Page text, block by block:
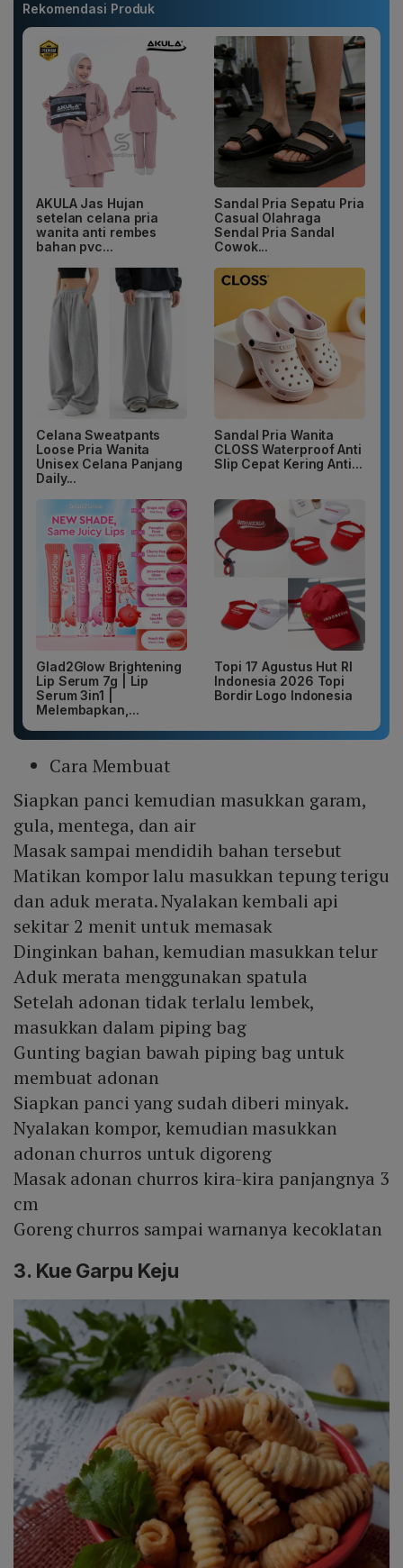
Rekomendasi Produk
AKULA Jas Hujan
setelan celana pria
wanita anti rembes
bahan pvc...
Sandal Pria Sepatu Pria
Casual Olahraga
Sendal Pria Sandal
Cowok...
Celana Sweatpants
Loose Pria Wanita
Unisex Celana Panjang
Daily...
Sandal Pria Wanita
CLOSS Waterproof Anti
Slip Cepat Kering Anti...
Glad2Glow Brightening
Lip Serum 7g | Lip
Serum 3in1 |
Melembapkan,...
Topi 17 Agustus Hut RI
Indonesia 2026 Topi
Bordir Logo Indonesia
Cara Membuat
Siapkan panci kemudian masukkan garam,
gula, mentega, dan air
Masak sampai mendidih bahan tersebut
Matikan kompor lalu masukkan tepung terigu
dan aduk merata. Nyalakan kembali api
sekitar 2 menit untuk memasak
Dinginkan bahan, kemudian masukkan telur
Aduk merata menggunakan spatula
Setelah adonan tidak terlalu lembek,
masukkan dalam piping bag
Gunting bagian bawah piping bag untuk
membuat adonan
Siapkan panci yang sudah diberi minyak.
Nyalakan kompor, kemudian masukkan
adonan churros untuk digoreng
Masak adonan churros kira-kira panjangnya 3
cm
Goreng churros sampai warnanya kecoklatan
3. Kue Garpu Keju